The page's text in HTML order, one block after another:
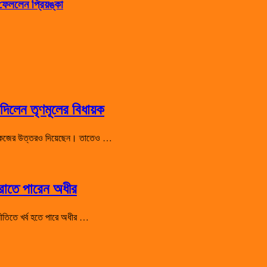
প্রিয়ঙ্কা
তৃণমূলের বিধায়ক
কজের উত্তরও দিয়েছেন। তাতেও …
পারেন অধীর
খর্ব হতে পারে অধীর …